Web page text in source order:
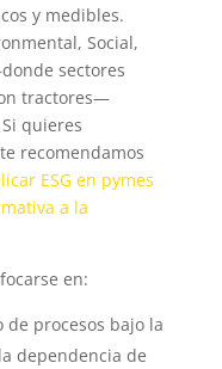
y medibles.
Social,
sectores
tractores—
quieres
recomendamos
ESG en pymes
a la
en:
de procesos bajo la
dependencia de